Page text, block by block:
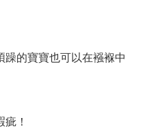
的寶寶也可以在襁褓中
！